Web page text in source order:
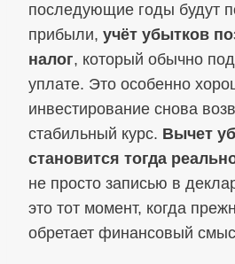
последующие годы будут
прибыли, учёт убытков
налог, который обычно
уплате. Это особенно
инвестирование снова
стабильный курс. Вычет
становится тогда
не просто записью в
это тот момент, когда
обретает финансовый